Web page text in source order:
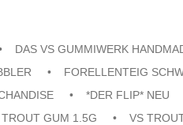
DAS VS GUMMIWERK
FORELLENTEIG
*DER FLIP* NEU
GUM 1.5G VS